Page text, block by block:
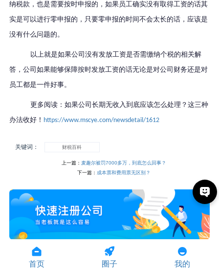
纳税款，也是需要按时申报的，如果员工确实没有取得工资的话其
实是可以进行零申报的，只要零申报的时间不会太长的话，应该是
没有什么问题的。
以上就是如果公司没有发放工资是否需缴纳个税的相关解
答，公司如果能够保障按时发放工资的话无论是对公司财务还是对
员工都是一件好事。
更多阅读：如果公司长期无收入到底应该怎么处理？这三种
办法收好！ https://www.mscye.com/newsdetail/1612
关键词： 财税百科
上一篇： 麦趣尔被罚7000多万，到底怎么回事？
下一篇： 成本票和费用票无区别？
首页 圈子 我的